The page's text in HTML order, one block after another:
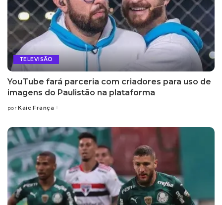
TELEVISÃO
YouTube fará parceria com criadores para uso de
imagens do Paulistão na plataforma
Posted
por Kaic França